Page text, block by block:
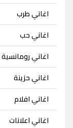
اغاني طرب
اغاني حب
اغاني رومانسية
اغاني حزينة
اغاني افلام
اغاني اعلانات